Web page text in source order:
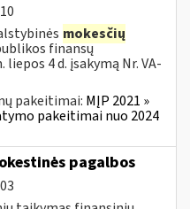
mokesčių
finansų
4 d. įsakymą Nr. VA-
pakeitimai: MĮP 2021 »
pakeitimai nuo 2024
pagalbos